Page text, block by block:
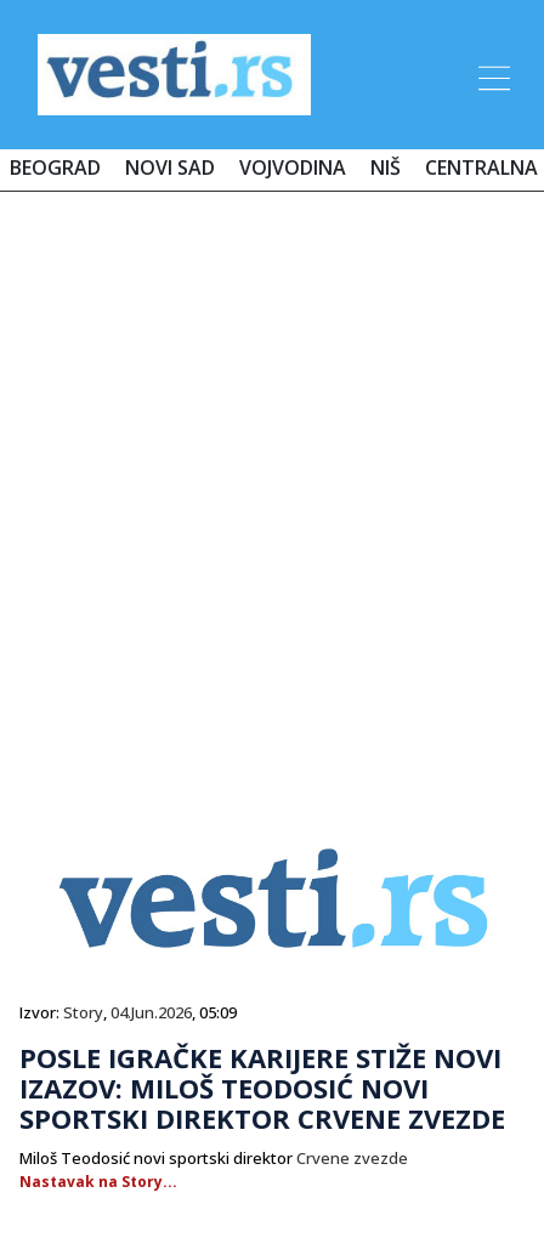
BEOGRAD NOVI SAD VOJVODINA NIŠ CENTRALNA
Izvor: Story,04.Jun.2026, 05:09
POSLE IGRAČKE KARIJERE STIŽE NOVI
IZAZOV: MILOŠ TEODOSIĆ NOVI
SPORTSKI DIREKTOR CRVENE ZVEZDE
Miloš Teodosić novi sportski direktorCrvene zvezde
Nastavak na Story...